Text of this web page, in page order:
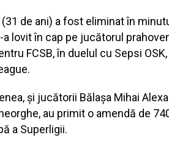
de ani) a fost eliminat în
a lovit în cap pe jucătorul
FCSB, în duelul cu Sepsi
și jucătorii Bălașa Mihai
au primit o amendă de
a Superligii.